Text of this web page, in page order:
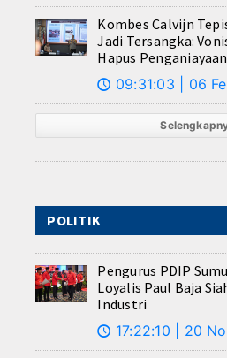
Kombes Calvijn
Jadi Tersangka:
Hapus
🕔 09:31:03 | 06
POLITIK
Pengurus PDIP
Loyalis Paul Baja
Industri
🕔 17:22:10 | 20